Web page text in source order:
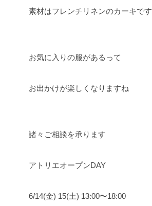
素材はフレンチリネンのカーキです
お気に入りの服があるって
お出かけが楽しくなりますね
諸々ご相談を承ります
アトリエオープンDAY
6/14(金) 15(土) 13:00〜18:00